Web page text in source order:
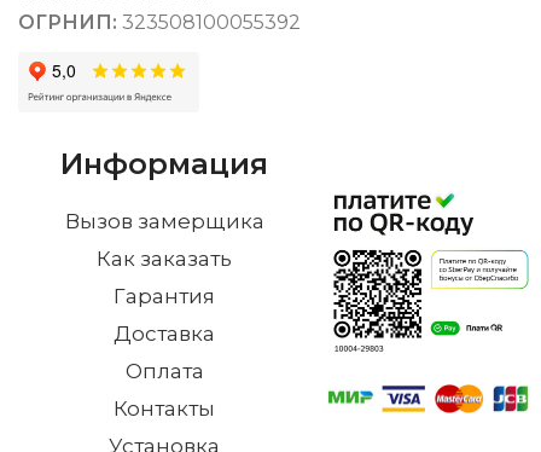
ОГРНИП: 323508100055392
Информация
Вызов замерщика
Как заказать
Гарантия
Доставка
Оплата
Контакты
Установка